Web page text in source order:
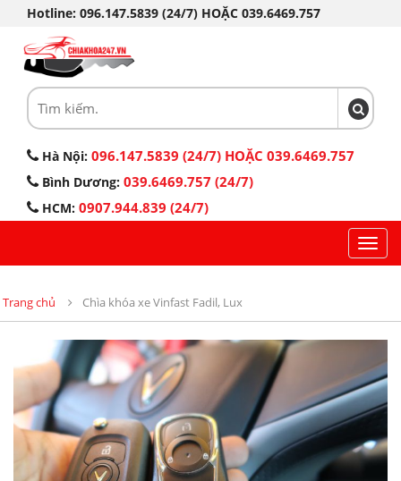
Hotline: 096.147.5839 (24/7) HOẶC 039.6469.757
Hà Nội: 096.147.5839 (24/7) HOẶC 039.6469.757
Bình Dương: 039.6469.757 (24/7)
HCM: 0907.944.839 (24/7)
Trang chủ Chìa khóa xe Vinfast Fadil, Lux